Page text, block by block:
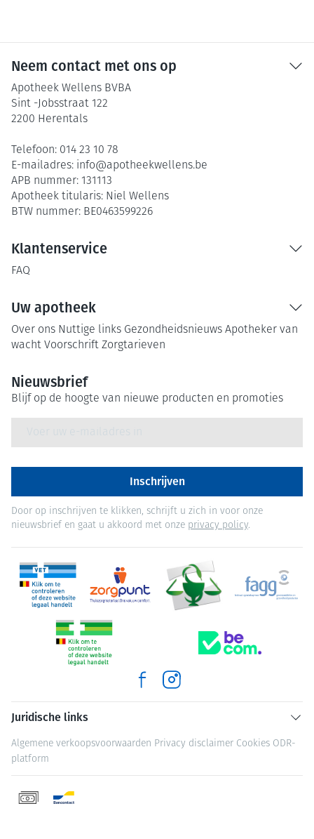
Neem contact met ons op
Apotheek Wellens BVBA
Sint -Jobsstraat 122
2200 Herentals
Telefoon: 014 23 10 78
E-mailadres: info@apotheekwellens.be
APB nummer: 131113
Apotheek titularis: Niel Wellens
BTW nummer: BE0463599226
Klantenservice
FAQ
Uw apotheek
Over ons Nuttige links Gezondheidsnieuws Apotheker van
wacht Voorschrift Zorgtarieven
Nieuwsbrief
Blijf op de hoogte van nieuwe producten en promoties
Inschrijven
Door op inschrijven te klikken, schrijft u zich in voor onze
nieuwsbrief en gaat u akkoord met onze privacy policy.
Juridische links
Algemene verkoopsvoorwaarden Privacy disclaimer Cookies ODR-
platform